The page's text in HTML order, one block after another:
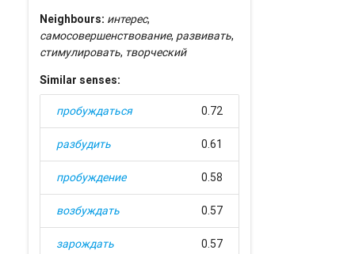
Neighbours: интерес,
самосовершенствование, развивать,
стимулировать, творческий
Similar senses:
пробуждаться 0.72
разбудить 0.61
пробуждение 0.58
возбуждать 0.57
зарождать 0.57